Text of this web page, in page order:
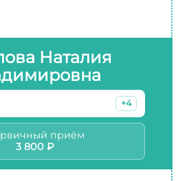
Наталия
+4
приём
3 800 ₽